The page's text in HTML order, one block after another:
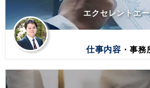
エクセレントエ
仕事内容 ・事